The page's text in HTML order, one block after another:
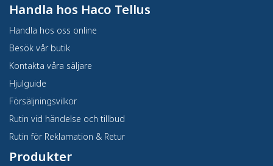
Handla hos Haco Tellus
Handla hos oss online
Besök vår butik
Kontakta våra säljare
Hjulguide
Försäljningsvilkor
Rutin vid händelse och tillbud
Rutin för Reklamation & Retur
Produkter